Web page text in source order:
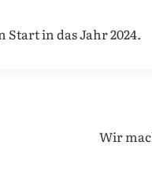
Start in das Jahr 2024.
Wir